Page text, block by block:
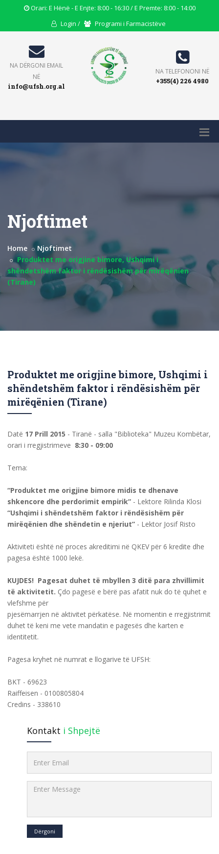
Opening
Orari: E Hënë - E Enjte: 8:00 - 16:30 / E Premte: 8:00 - 14:00
User
Login /
Users
Programi i Farmacistëve
Email
NA DËRGONI EMAIL
NË
info@ufsh.org.al
Phone
Icon
NA TELEFONONI NË
+355(4) 226 4980
Njoftimet
Home
Njoftimet
Produktet me origjine bimore, Ushqimi i
shëndetshëm faktor i rëndësishëm për mirëqënien
(Tirane)
Produktet me origjine bimore, Ushqimi i
shëndetshëm faktor i rëndësishëm për
mirëqënien (Tirane)
Datë 17 Prill 2015 - Tiranë - salla "Biblioteka" Muzeu Kombëtar,
orari i rregjistrimeve 8:30 - 09:00
Tema:
“Produktet me origjine bimore midis te dhenave
shkencore dhe perdorimit empirik” - Lektore Rilinda Klosi
“Ushqimi i shëndetshëm faktor i rëndësishëm për
mirëqënien dhe shëndetin e njeriut” - Lektor Josif Risto
Aktiviteti është në proces akreditimi në QKEV për 6 kredite dhe
pagesa është 1000 lekë.
KUJDES! Pagesat duhet të mbyllen 3 ditë para zhvillimit
të aktivitetit. Çdo pagesë e bërë pas afatit nuk do të quhet e
vlefshme për
pjesëmarrjen në aktivitet përkatëse. Në momentin e rregjistrimit
duhet të keni me vete mandatin e pagesës dhe karten e
identitetit.
Pagesa kryhet në numrat e llogarive të UFSH:
BKT - 69623
Raiffeisen - 0100805804
Credins - 338610
Kontakt i Shpejtë
Dërgoni